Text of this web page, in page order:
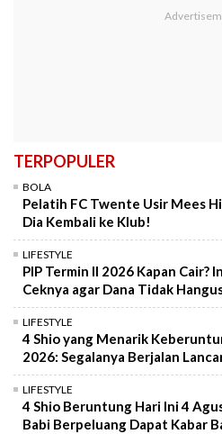
TERPOPULER
BOLA
Pelatih FC Twente Usir Mees
Dia Kembali ke Klub!
LIFESTYLE
PIP Termin II 2026 Kapan Cair?
Ceknya agar Dana Tidak
LIFESTYLE
4 Shio yang Menarik
2026: Segalanya Berjalan
LIFESTYLE
4 Shio Beruntung Hari Ini 4
Babi Berpeluang Dapat Kabar